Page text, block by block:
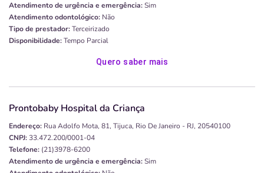
Atendimento de urgência e emergência:Sim
Atendimento odontológico: Não
Tipo de prestador:Terceirizado
Disponibilidade:Tempo Parcial
Quero saber mais
Prontobaby Hospital da Criança
Endereço: Rua Adolfo Mota, 81, Tijuca, Rio De Janeiro - RJ, 20540100
CNPJ:33.472.200/0001-04
Telefone: (21)3978-6200
Atendimento de urgência e emergência:Sim